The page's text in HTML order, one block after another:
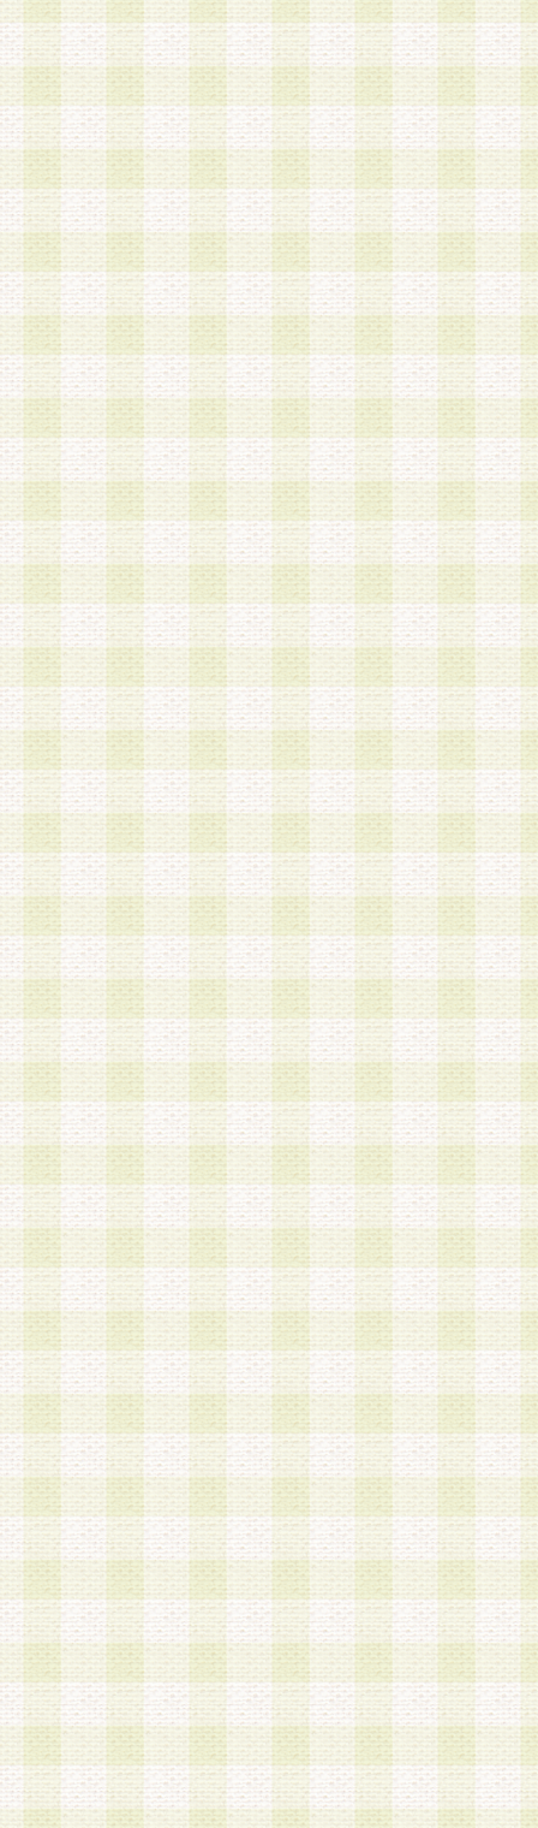
a.既に登録されている会員と同一のメールアドレ
録する場合
b.本サービスと同様のサービスを提供している企
業に従事していると思われる本人またはその家族
場合
c.その他当社が不適切と判断する場合
2.当社は、会員登録希望者を会員として承認する
した 場合、会員登録希望者による会員登録手続
による承認後の場合であっても、会員登録の取り
の抹消を、当社が適切と判 断する方法・手段に
とができるものとします。
3.会員登録希望者が18歳未満、成年被後見人、被
人 である場合は、親権者などの法定代理人の同
録を行うものとします。なお、義務教育学齢に該
者については、登録時に 当社が別途定める方法
権者による承認手続きを行うものとします。
第3条 会員の登録方法
1.会員登録手続きは、会員登録希望者本人が行う
る登録は一切認められないものとします。
2.会員登録希望者は、本規約に同意の後、当社指
画 面」において、当社が指定する必要事項を入
を行うものとします。当社は、会員登録を承認し
会員として本サービスを 受けるためのログイン
を付与します。
3.会員は、会員登録の際に申告する登録情報の全
いかなる虚偽の申告をも行ってはならないものと
4.会員は、複数のログインＩＤおよびパスワード
いものとします。
第4条 ログインIDおよびパスワードの管理
1.会員は、会員登録後、本サイト内にて本サービ
加する際には、前条に基づき当社から付与された
スワードを使用するものとします。
2.登録の際に当社が付与したログインIDおよびパ
の使用に関しては、全て会員本人がその責任を負
3.会員は、当社から付与されたログインIDおよび
貸与、名義変更、売買その他形態を問わず第三者
ならないものとします。
4.当社は、会員によるログインIDおよびパスワー
盗用など第三者の利用に伴う損害の発生について
き事由の有無、その他原因の如何を問わず、一切
のとします。
第5条 会員の登録情報
1.当社は、会員の登録情報に含まれる氏名・住所
アドレス等会員個人を識別できる情報を当社が別
シーポリシー
」に基づき適切に取り扱うものとし
は、当該個人情報を以下の各号に定める目的に利
す。なお、これら事項以外の目的で個人情報を利
かじめ会員の同意を得たうえで利用するものとし
a.本サービスの実施または運営
b.本サービスに係る謝礼、景品、調査サンプル品
c.会員からの電話、メール等の問い合わせなどへ
d.その他これらに付随する業務